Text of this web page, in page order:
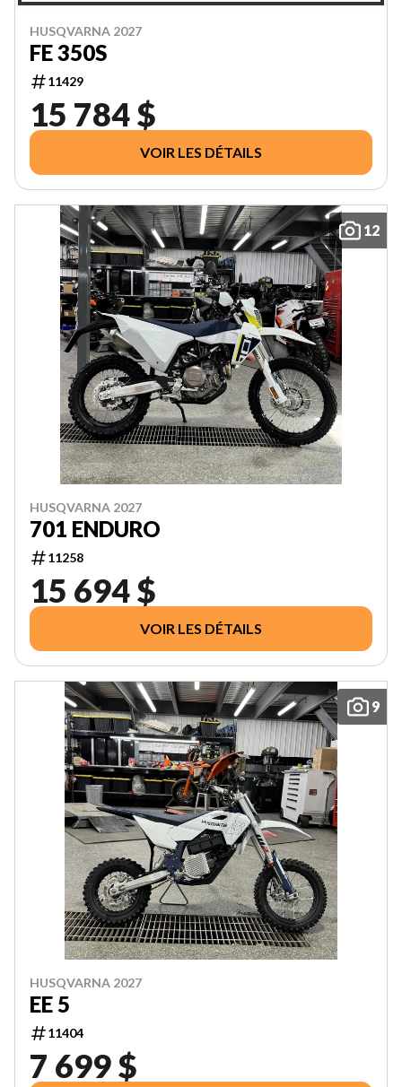
HUSQVARNA 2027
FE 350S
11429
15 784 $
VOIR LES DÉTAILS
12
HUSQVARNA 2027
701 ENDURO
11258
15 694 $
VOIR LES DÉTAILS
9
HUSQVARNA 2027
EE 5
11404
7 699 $